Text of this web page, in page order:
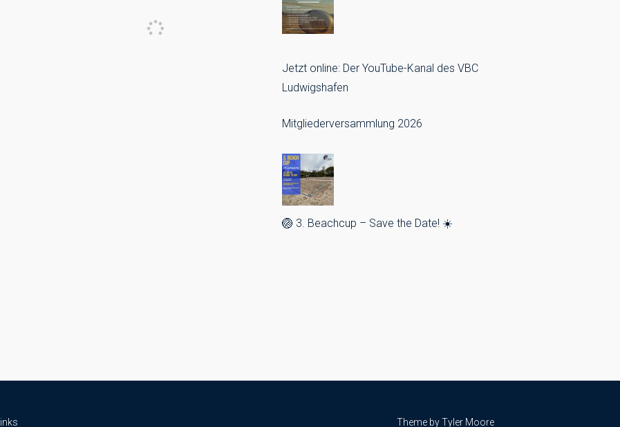
Jetzt online: Der YouTube-Kanal des VBC
Ludwigshafen
Mitgliederversammlung 2026
🏐 3. Beachcup – Save the Date! ☀️
Links Theme byTyler Moore